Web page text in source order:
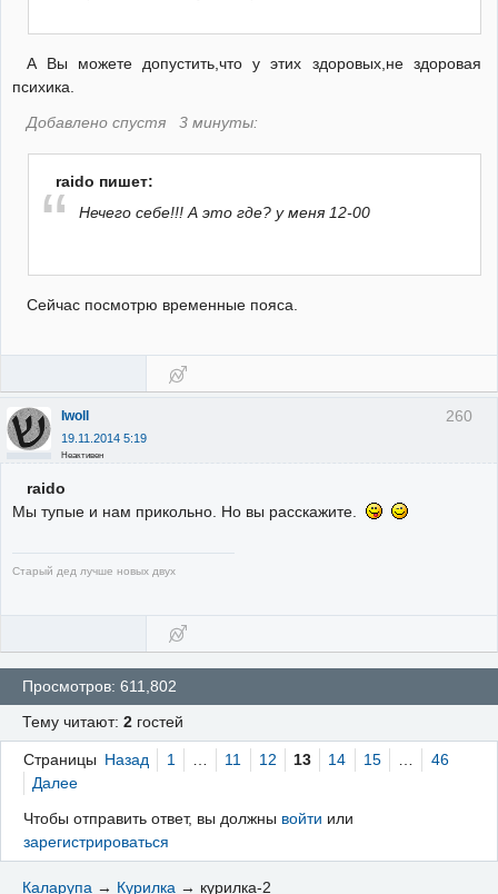
А Вы можете допустить,что у этих здоровых,не здоровая
психика.
Добавлено спустя 3 минуты:
raido пишет:
Нечего себе!!! А это где? у меня 12-00
Сейчас посмотрю временные пояса.
260
Iwoll
19.11.2014 5:19
Неактивен
raido
Мы тупые и нам прикольно. Но вы расскажите.
Старый дед лучше новых двух
Просмотров: 611,802
Тему читают: 2 гостей
Страницы Назад 1 11 12 13 14 15
46
Далее
Чтобы отправить ответ, вы должны войти или
зарегистрироваться
Каларупа → Курилка → курилка-2